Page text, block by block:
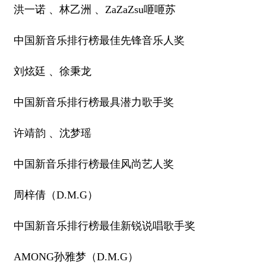
洪一诺 、林乙洲 、ZaZaZsu咂咂苏
中国新音乐排行榜最佳先锋音乐人奖
刘炫廷 、徐秉龙
中国新音乐排行榜最具潜力歌手奖
许靖韵 、沈梦瑶
中国新音乐排行榜最佳风尚艺人奖
周梓倩（D.M.G）
中国新音乐排行榜最佳新锐说唱歌手奖
AMONG孙雅梦（D.M.G）